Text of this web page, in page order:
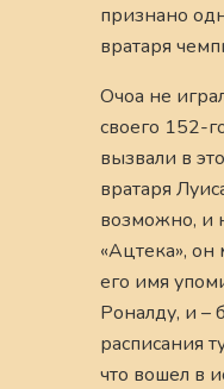
признано
вратаря
Очоа не
своего 152-
вызвали в
вратаря
возможно, и
«Ацтека», он
его имя
Роналду, и –
расписания
что вошел в